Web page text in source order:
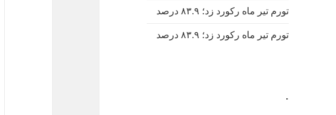
تورم تیر ماه رکورد زد؛ ۸۳.۹ درصد
تورم تیر ماه رکورد زد؛ ۸۳.۹ درصد
.